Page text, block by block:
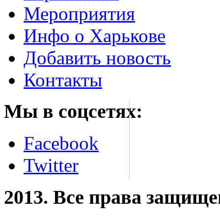
Мероприятия
Инфо о Харькове
Добавить новость
Контакты
Мы в соцсетях:
Facebook
Twitter
2013. Все права